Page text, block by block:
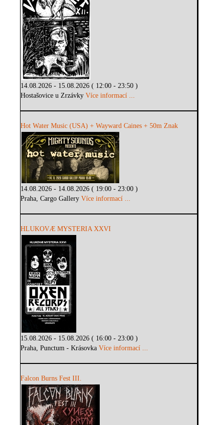
14.08.2026 - 15.08.2026 ( 12:00 - 23:50 )
Hostašovice u ZrzávkyVíce informací ...
Hot Water Music (USA) + Wayward Caines + 50m Znak
14.08.2026 - 14.08.2026 ( 19:00 - 23:00 )
Praha, Cargo GalleryVíce informací ...
HLUKOVÆ MYSTERIA XXVI
15.08.2026 - 15.08.2026 ( 16:00 - 23:00 )
Praha, Punctum - KrásovkaVíce informací ...
Falcon Burns Fest III.